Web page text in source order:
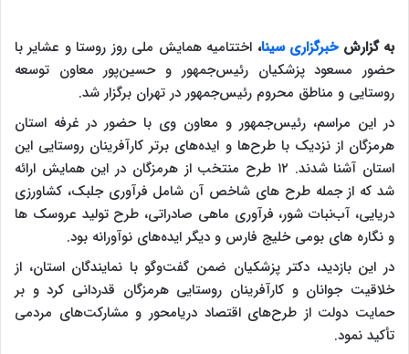
به گزارش خبرگزاری سینا، اختتامیه همایش ملی روز روستا و عشایر با
حضور مسعود پزشکیان رئیس‌جمهور و حسین‌پور معاون توسعه
روستایی و مناطق محروم رئیس‌جمهور در تهران برگزار شد.
در این مراسم، رئیس‌جمهور و معاون وی با حضور در غرفه استان
هرمزگان از نزدیک با طرح‌ها و ایده‌های برتر کارآفرینان روستایی این
استان آشنا شدند. ۱۲ طرح‌ منتخب از هرمزگان در این همایش ارائه
شد که از جمله طرح های شاخص آن شامل فرآوری جلبک، کشاورزی
دریایی، آب‌نبات شور، فرآوری ماهی صادراتی، طرح تولید عروسک ها
و نگاره های بومی خلیج فارس و دیگر ایده‌های نوآورانه بود.
در این بازدید، دکتر پزشکیان ضمن گفت‌وگو با نمایندگان استان، از
خلاقیت جوانان و کارآفرینان روستایی هرمزگان قدردانی کرد و بر
حمایت دولت از طرح‌های اقتصاد دریامحور و مشارکت‌های مردمی
تأکید نمود.